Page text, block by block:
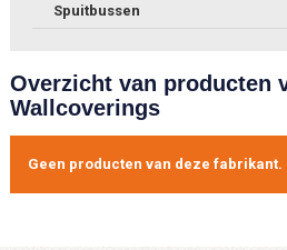
Spuitbussen
Overzicht van producten
Wallcoverings
Geen producten van deze fabrikant.